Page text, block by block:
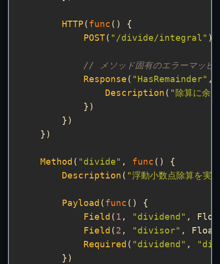
HTTP ( func
POST( "/divide/integral"
// メソッド固有のエラーマッピ
Response ( "HasRemainder" ,
Description ( "除算に余
Method ( "divide" , func
Description ( "浮動小数点除算を実
Payload ( func
Field ( 1 , "dividend" ,
Field ( 2 , "divisor" ,
Required ( "dividend" ,